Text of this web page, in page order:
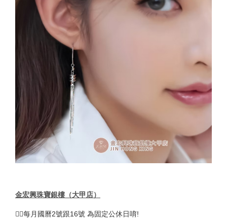
金宏興珠寶銀樓（大甲店）
🚴‍♀️每月國曆2號跟16號 為固定公休日唷!